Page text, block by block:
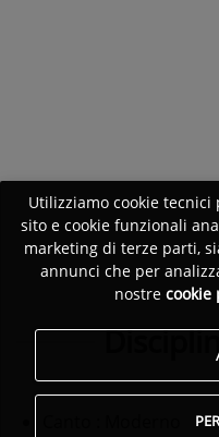
Utilizziamo cookie
sito e cookie funzionali
marketing di terze parti,
annunci che per
nostre cookie